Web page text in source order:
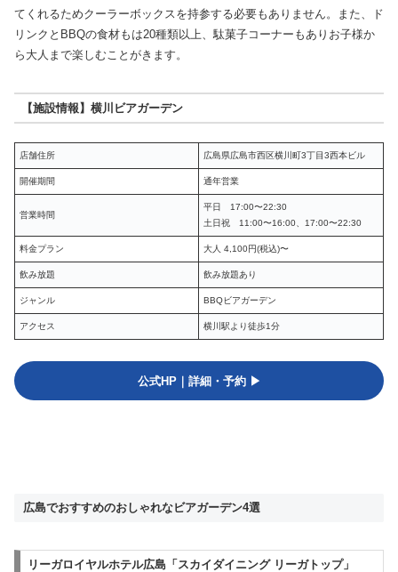
てくれるためクーラーボックスを持参する必要もありません。また、ド
リンクとBBQの食材もは20種類以上、駄菓子コーナーもありお子様か
ら大人まで楽しむことがきます。
【施設情報】横川ビアガーデン
店舗住所 広島県広島市西区横川町3丁目3西本ビル
開催期間 通年営業
営業時間
平日 17:00〜22:30
土日祝 11:00〜16:00、17:00〜22:30
料金プラン 大人 4,100円(税込)〜
飲み放題 飲み放題あり
ジャンル BBQビアガーデン
アクセス 横川駅より徒歩1分
公式HP｜詳細・予約 ▶︎
広島でおすすめのおしゃれなビアガーデン4選
リーガロイヤルホテル広島「スカイダイニング リーガトップ」